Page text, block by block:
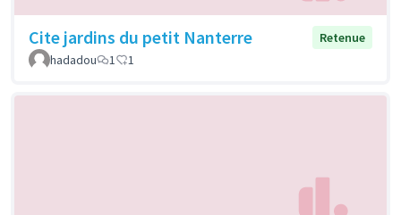
Cite jardins du petit Nanterre
Retenue
hadadou
1 1